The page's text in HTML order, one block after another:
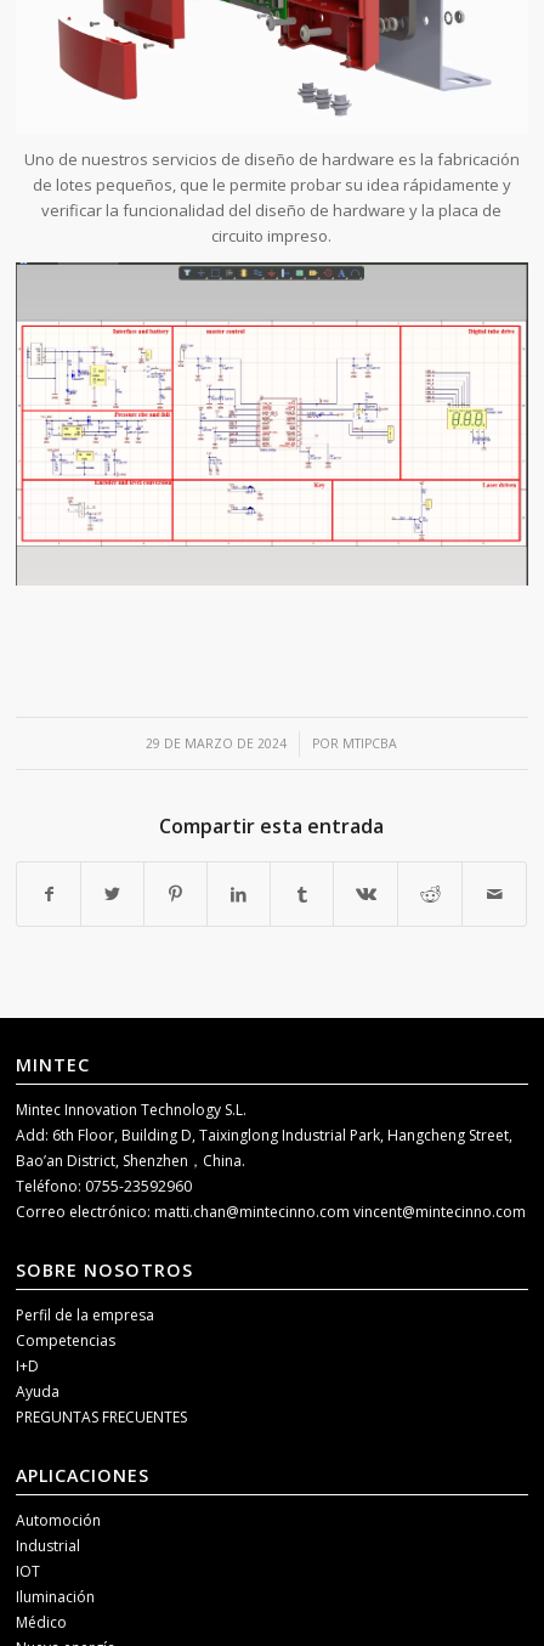
Uno de nuestros servicios de diseño de hardware es la fabricación
de lotes pequeños, que le permite probar su idea rápidamente y
verificar la funcionalidad del diseño de hardware y la placa de
circuito impreso.
29 DE MARZO DE 2024
/ POR MTIPCBA
Compartir esta entrada
MINTEC
Mintec Innovation Technology S.L.
Add: 6th Floor, Building D, Taixinglong Industrial Park, Hangcheng Street,
Bao’an District, Shenzhen，China.
Teléfono: 0755-23592960
Correo electrónico:matti.chan@mintecinno.comvincent@mintecinno.com
SOBRE NOSOTROS
Perfil de la empresa
Competencias
I+D
Ayuda
PREGUNTAS FRECUENTES
APLICACIONES
Automoción
Industrial
IOT
Iluminación
Médico